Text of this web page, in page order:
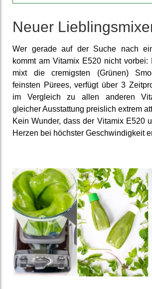
Neuer
Wer gerade auf der Suche nach
kommt am Vitamix E520 nicht vorbei:
mixt die cremigsten (Grünen)
feinsten Pürees, verfügt über 3
im Vergleich zu allen anderen
gleicher Ausstattung preislich extrem
Kein Wunder, dass der Vitamix E520
Herzen bei höchster Geschwindigkeit